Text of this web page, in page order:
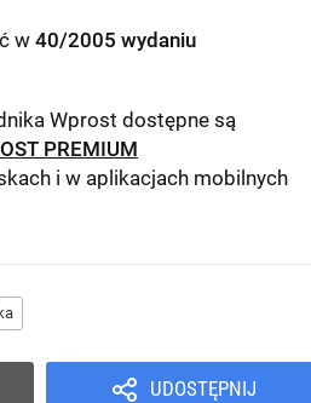
w 40/2005 wydaniu
Wprost dostępne są
PREMIUM
i w aplikacjach mobilnych
UDOSTĘPNIJ